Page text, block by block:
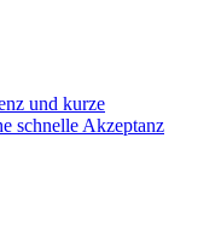
und kurze
schnelle Akzeptanz